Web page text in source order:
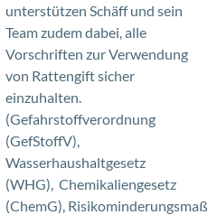
unterstützen Schäff und sein
Team zudem dabei, alle
Vorschriften zur Verwendung
von Rattengift sicher
einzuhalten.
(Gefahrstoffverordnung
(GefStoffV),
Wasserhaushaltgesetz
(WHG), Chemikaliengesetz
(ChemG),